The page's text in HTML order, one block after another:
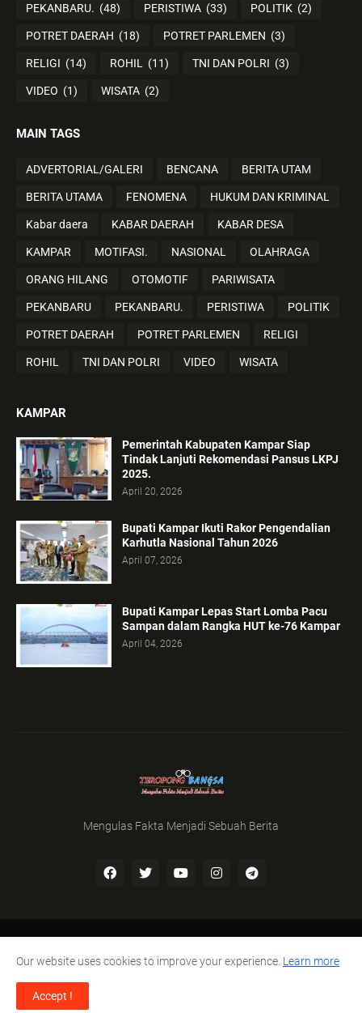
PEKANBARU. (48) PERISTIWA (33) POLITIK (2)
POTRET DAERAH (18) POTRET PARLEMEN (3)
RELIGI (14) ROHIL (11) TNI DAN POLRI (3)
VIDEO (1) WISATA (2)
MAIN TAGS
ADVERTORIAL/GALERI BENCANA BERITA UTAM
BERITA UTAMA FENOMENA HUKUM DAN KRIMINAL
Kabar daera KABAR DAERAH KABAR DESA
KAMPAR MOTIFASI. NASIONAL OLAHRAGA
ORANG HILANG OTOMOTIF PARIWISATA
PEKANBARU PEKANBARU. PERISTIWA POLITIK
POTRET DAERAH POTRET PARLEMEN RELIGI
ROHIL TNI DAN POLRI VIDEO WISATA
KAMPAR
Pemerintah Kabupaten Kampar Siap
Tindak Lanjuti Rekomendasi Pansus LKPJ
2025.
April 20, 2026
Bupati Kampar Ikuti Rakor Pengendalian
Karhutla Nasional Tahun 2026
April 07, 2026
Bupati Kampar Lepas Start Lomba Pacu
Sampan dalam Rangka HUT ke-76 Kampar
April 04, 2026
Mengulas Fakta Menjadi Sebuah Berita
Disclaimer
Our website uses cookies to improve your experience. Learn more
Accept !